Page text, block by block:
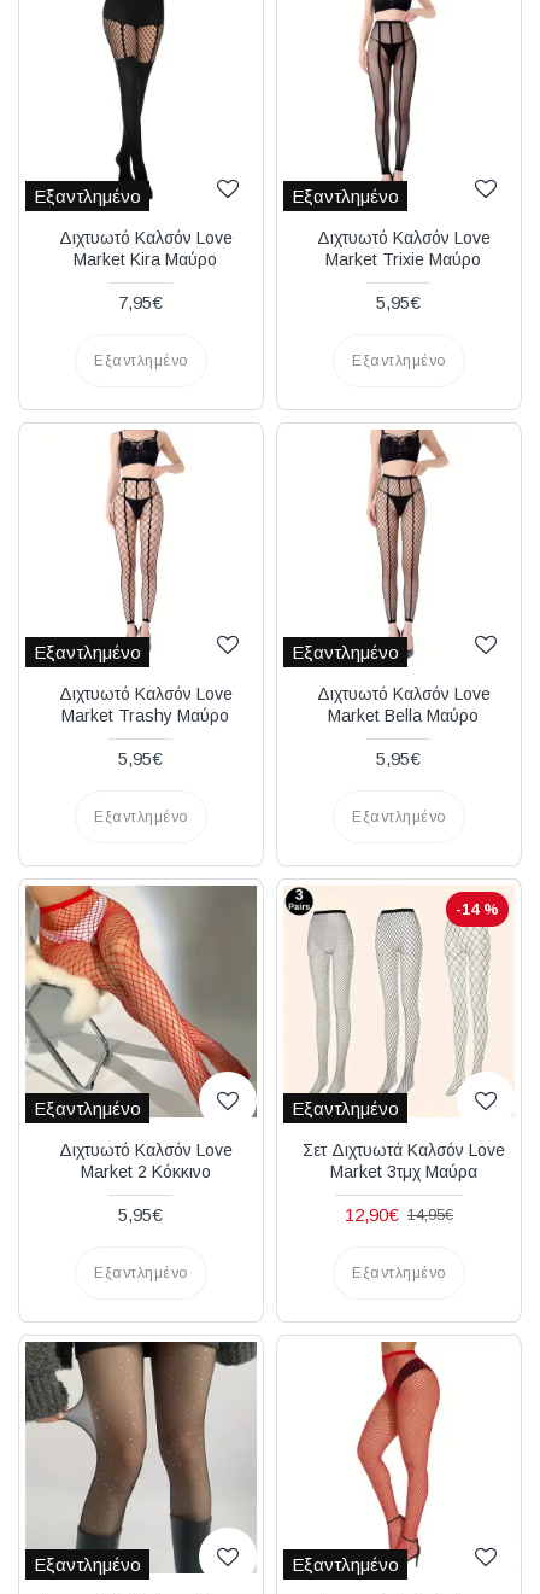
Εξαντλημένο
Διχτυωτό Καλσόν Love
Market Kira Μαύρο
7,95€
Εξαντλημένο
Εξαντλημένο
Διχτυωτό Καλσόν Love
Market Trixie Μαύρο
5,95€
Εξαντλημένο
Εξαντλημένο
Διχτυωτό Καλσόν Love
Market Trashy Μαύρο
5,95€
Εξαντλημένο
Εξαντλημένο
Διχτυωτό Καλσόν Love
Market Bella Μαύρο
5,95€
Εξαντλημένο
Εξαντλημένο
Διχτυωτό Καλσόν Love
Market 2 Κόκκινο
5,95€
Εξαντλημένο
-14 %
Εξαντλημένο
Σετ Διχτυωτά Καλσόν Love
Market 3τμχ Μαύρα
12,90€ 14,95€
Εξαντλημένο
Εξαντλημένο Εξαντλημένο